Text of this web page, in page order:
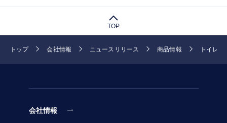
TOP
トップ 会社情報 ニュースリリース 商品情報 トイレま
会社情報